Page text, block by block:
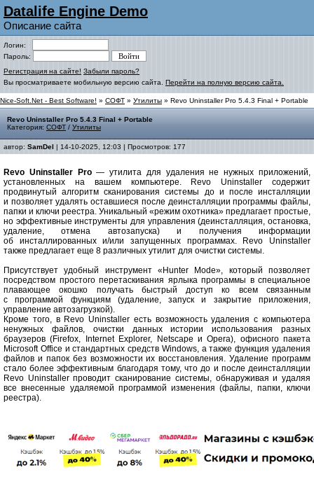
Datalife Engine Demo
Описание сайта
Логин:
Пароль:
Регистрация на сайте! Забыли пароль?
Вы просматриваете мобильную версию сайта. Перейти на полную версию сайта.
Nice-Soft.Net - Best Software! » СОФТ » Утилиты » Revo Uninstaller Pro 5.4.3 Final + Portable
Revo Uninstaller Pro 5.4.3 Final + Portable
Категория: СОФТ / Утилиты
автор: SamDel | 14-10-2025, 12:03 | Просмотров: 177
Revo Uninstaller Pro— утилита для удаления не нужных приложений,
установленных на вашем компьютере. Revo Uninstaller содержит
продвинутый алгоритм сканирования системы до и после инсталляции
и позволяет удалять оставшиеся после деинсталляции программы файлы,
папки и ключи реестра. Уникальный «режим охотника» предлагает простые,
но эффективные инструменты для управления (деинсталляция, остановка,
удаление, отмена автозапуска) и получения информации
об инсталлированных и/или запущенных программах. Revo Uninstaller
также предлагает еще 8 различных утилит для очистки системы.
Присутствует удобный инструмент «Hunter Mode», который позволяет
посредством простого перетаскивания ярлыка программы в специальное
плавающее окошко получать быстрый доступ ко всем связанным
с программой функциям (удаление, запуск и закрытие приложения,
управление автозагрузкой).
Кроме того, в Revo Uninstaller есть возможность удаления с компьютера
ненужных файлов, очистки данных истории использования разных
браузеров (Firefox, Internet Explorer, Netscape и Opera), офисного пакета
Microsoft Office и стандартных средств Windows, а также функция удаления
файлов и папок без возможности их восстановления. Удаление программ
стало более эффективным благодаря тому, что до и после деинсталляции
Revo Uninstaller проводит сканирование системы, обнаруживая и удаляя
все внесенные удаляемой программой изменения (файлы, папки, ключи
реестра).